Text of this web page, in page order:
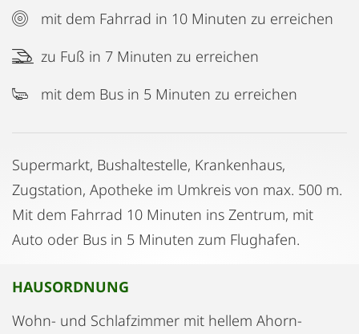
mit dem Fahrrad in 10 Minuten zu erreichen
zu Fuß in 7 Minuten zu erreichen
mit dem Bus in 5 Minuten zu erreichen
Supermarkt, Bushaltestelle, Krankenhaus,
Zugstation, Apotheke im Umkreis von max. 500 m.
Mit dem Fahrrad 10 Minuten ins Zentrum, mit
Auto oder Bus in 5 Minuten zum Flughafen.
HAUSORDNUNG
Wohn- und Schlafzimmer mit hellem Ahorn-